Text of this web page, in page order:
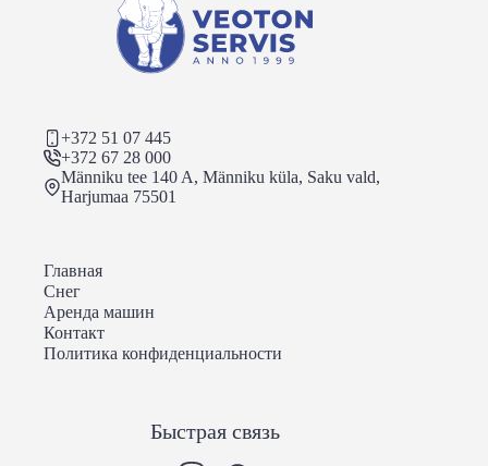
+372 51 07 445
+372 67 28 000
Männiku tee 140 A, Männiku küla, Saku vald,
Harjumaa 75501
Главная
Снег
Аренда машин
Контакт
Политика конфиденциальности
Быстрая связь